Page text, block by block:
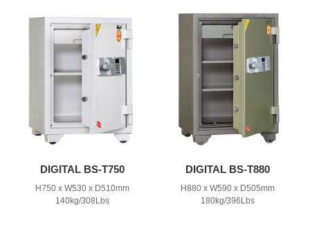
DIGITAL BS-T750
H750 x W530 x D510mm
140kg/308Lbs
DIGITAL BS-T880
H880 x W590 x D505mm
180kg/396Lbs